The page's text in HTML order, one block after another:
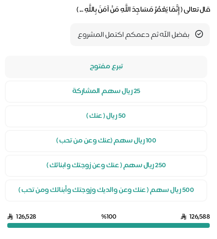
تعالى ( إِنَّمَا يَعْمُرُ مَسَاجِدَ اللَّهِ مَنْ آمَنَ بِاللَّهِ ... )
بفضل الله ثم دعمكم اكتمل المشروع
تبرع مفتوح
%100
126,528